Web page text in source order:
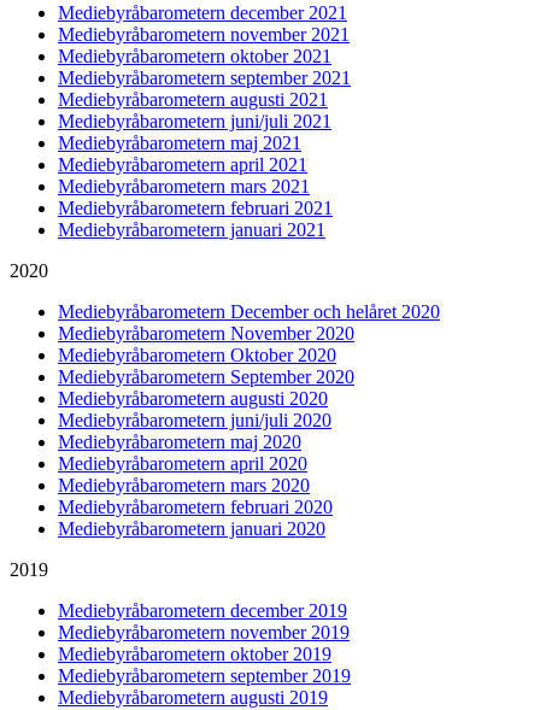
Mediebyråbarometern december 2021
Mediebyråbarometern november 2021
Mediebyråbarometern oktober 2021
Mediebyråbarometern september 2021
Mediebyråbarometern augusti 2021
Mediebyråbarometern juni/juli 2021
Mediebyråbarometern maj 2021
Mediebyråbarometern april 2021
Mediebyråbarometern mars 2021
Mediebyråbarometern februari 2021
Mediebyråbarometern januari 2021
2020
Mediebyråbarometern December och helåret 2020
Mediebyråbarometern November 2020
Mediebyråbarometern Oktober 2020
Mediebyråbarometern September 2020
Mediebyråbarometern augusti 2020
Mediebyråbarometern juni/juli 2020
Mediebyråbarometern maj 2020
Mediebyråbarometern april 2020
Mediebyråbarometern mars 2020
Mediebyråbarometern februari 2020
Mediebyråbarometern januari 2020
2019
Mediebyråbarometern december 2019
Mediebyråbarometern november 2019
Mediebyråbarometern oktober 2019
Mediebyråbarometern september 2019
Mediebyråbarometern augusti 2019